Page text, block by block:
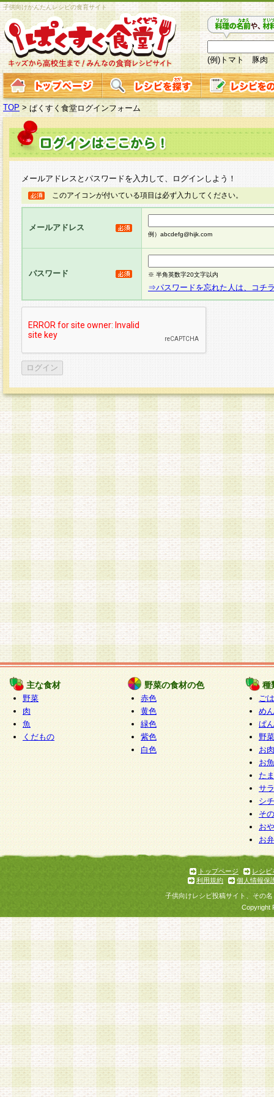
子供向けかんたんレシピの食育サイト
(例)トマト 豚肉
TOP > ぱくすく食堂ログインフォーム
メールアドレスとパスワードを入力して、ログインしよう！
このアイコンが付いている項目は必ず入力してください。
メールアドレス
例）abcdefg@hijk.com
パスワード ※ 半角英数字20文字以内
⇒パスワードを忘れた人は、コチ
主な食材
野菜
肉
魚
くだもの
野菜の食材の色
赤色
黄色
緑色
紫色
白色
種
ご
めん
ぱん
野
お
お
た
サ
シ
そ
お
お
トップページ
レシピ
利用規約
個人情報保
子供向けレシピ投稿サイト、その
Copyright